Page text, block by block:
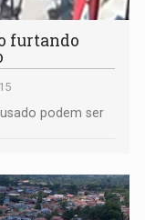
furtando
podem ser